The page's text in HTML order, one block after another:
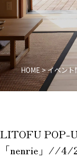
HOME>イベント
LITOFU POP-
「nenrie」//4/